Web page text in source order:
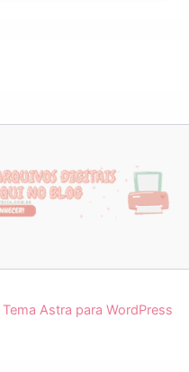
Tema Astra para WordPress